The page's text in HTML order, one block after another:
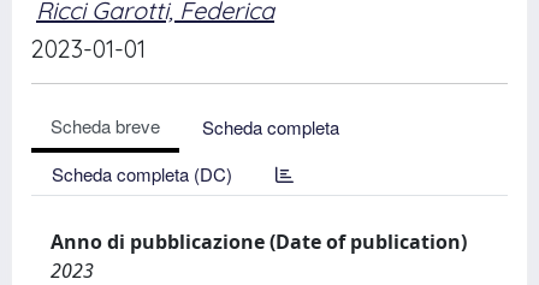
Ricci Garotti, Federica
2023-01-01
Scheda breve
Scheda completa
Scheda completa (DC)
Anno di pubblicazione (Date of publication)
2023